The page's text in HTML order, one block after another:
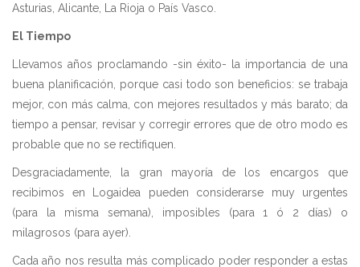
Asturias, Alicante, La Rioja o País Vasco.
El Tiempo
Llevamos años proclamando -sin éxito- la importancia de una
buena planificación, porque casi todo son beneficios: se trabaja
mejor, con más calma, con mejores resultados y más barato; da
tiempo a pensar, revisar y corregir errores que de otro modo es
probable que no se rectifiquen.
Desgraciadamente, la gran mayoría de los encargos que
recibimos en Logaidea pueden considerarse muy urgentes
(para la misma semana), imposibles (para 1 ó 2 días) o
milagrosos (para ayer).
Cada año nos resulta más complicado poder responder a estas